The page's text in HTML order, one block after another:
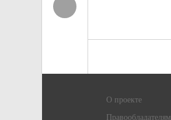
О проекте
Правообладателям